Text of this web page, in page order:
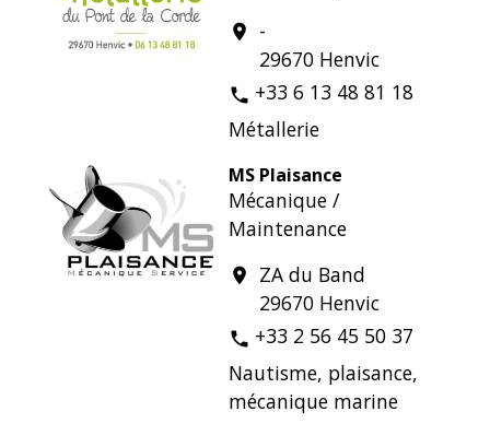
location_on
-
29670 Henvic
phone +33 6 13 48 81 18
Métallerie
MS Plaisance
Mécanique /
Maintenance
location_on
ZA du Band
29670 Henvic
phone +33 2 56 45 50 37
Nautisme, plaisance,
mécanique marine